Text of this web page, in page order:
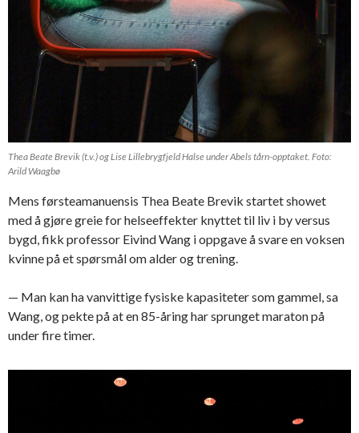
Thea Beate Brevik (t.v.) og Lise Lillebrygfjeld Halse under Abels tårn-opptaket. Foto:
Arild Waagbø
Mens førsteamanuensis Thea Beate Brevik startet showet
med å gjøre greie for helseeffekter knyttet til liv i by versus
bygd, fikk professor Eivind Wang i oppgave å svare en voksen
kvinne på et spørsmål om alder og trening.
— Man kan ha vanvittige fysiske kapasiteter som gammel, sa
Wang, og pekte på at en 85-åring har sprunget maraton på
under fire timer.